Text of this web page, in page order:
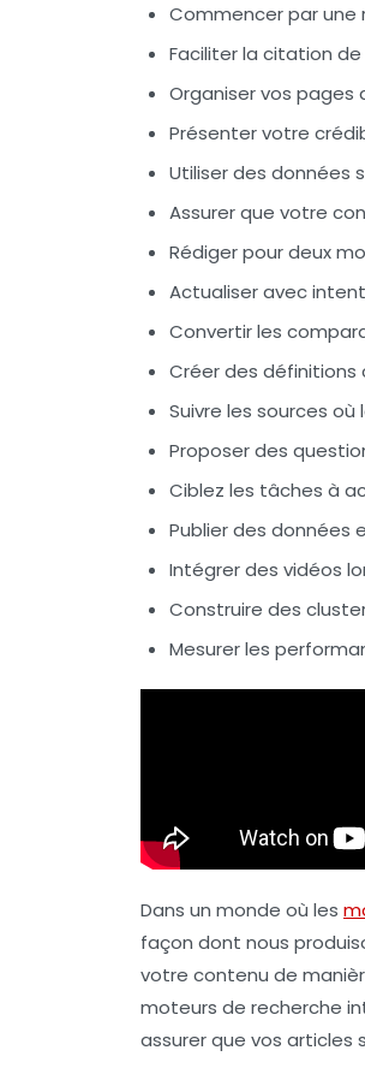
Commencer par une
Faciliter la citation
Organiser vos pages
Présenter votre
Utiliser des données
Assurer que votre
Rédiger pour deux
Actualiser avec
Convertir les
Créer des définitions
Suivre les sources
Proposer des
Ciblez les tâches à
Publier des données
Intégrer des vidéos
Construire des
Mesurer les
Dans un monde où les
façon dont nous
votre contenu de
moteurs de recherche
assurer que vos articles